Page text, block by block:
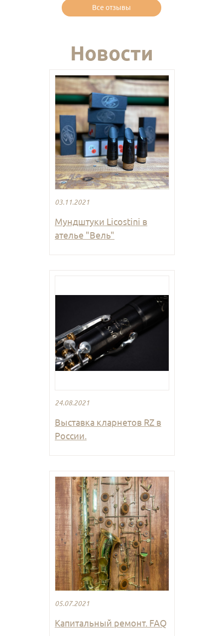
Все отзывы
Новости
03.11.2021
Мундштуки Licostini в
ателье "Вель"
24.08.2021
Выставка кларнетов RZ в
России.
05.07.2021
Капитальный ремонт. FAQ